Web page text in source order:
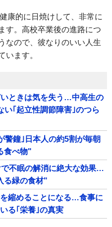
康的に日焼けして、非常に
す。高校卒業後の進路につ
なので、彼なりのいい人生
います。
いときは気を失う…中高生の
い｢起立性調節障害｣のつら
警鐘｣日本人の約5割が毎朝
食べ物"
不眠の解消に絶大な効果…
る緑の食材"
縮めることになる…食事に
る｢栄養｣の真実